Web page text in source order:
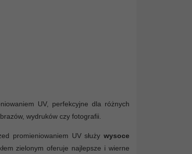
UV, perfekcyjne dla różnych
wydruków czy fotografii.
promieniowaniem UV służy wysoce
zielonym oferuje najlepsze i wierne